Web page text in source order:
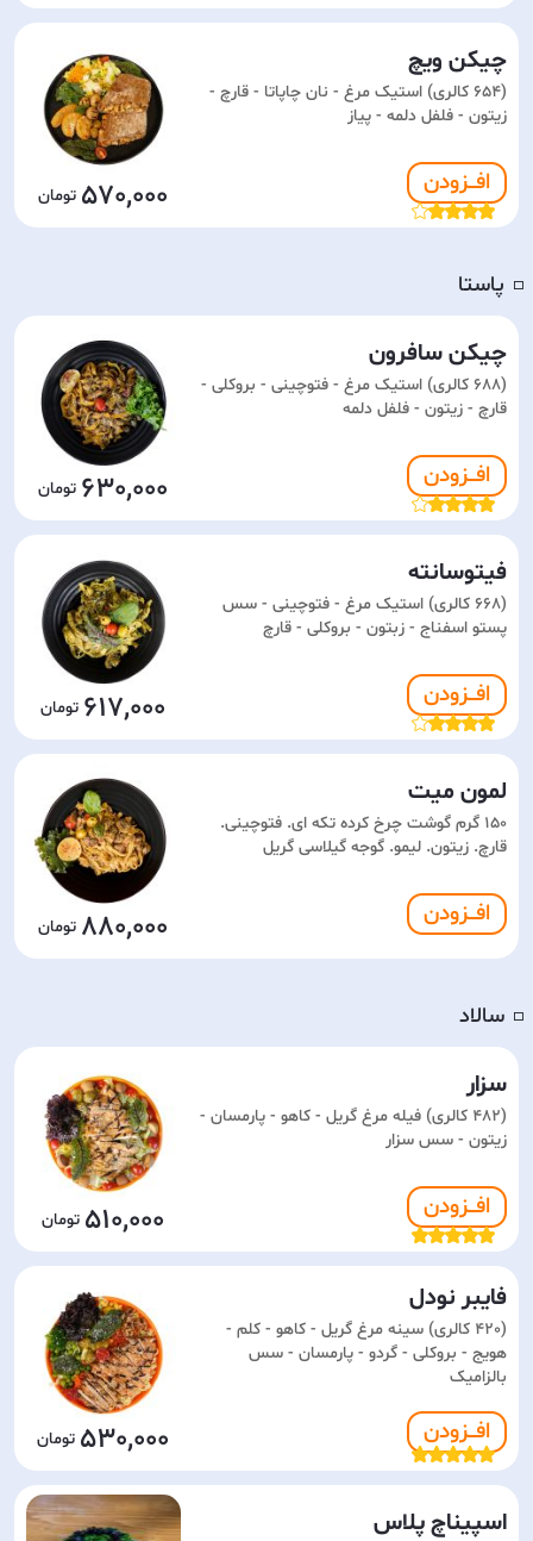
چیکن ویچ
(654 کالری) استیک مرغ - نان چاپاتا - قارچ -
زیتون - فلفل دلمه - پیاز
افـــزودن 570,000
◽️ پاستا
چیکن سافرون
(688 کالری) استیک مرغ - فتوچینی - بروکلی -
قارچ - زیتون - فلفل دلمه
افـــزودن 630,000
فیتوسانته
(668 کالری) استیک مرغ - فتوچینی - سس
پستو اسفناج - زبتون - بروکلی - قارچ
افـــزودن 617,000
لمون میت
150 گرم گوشت چرخ کرده تکه ای. فتوچینی.
قارچ. زیتون. لیمو. گوجه گیلاسی گریل
افـــزودن 880,000
◽️ سالاد
سزار
(482 کالری) فیله مرغ گریل - کاهو - پارمسان -
زیتون - سس سزار
افـــزودن 510,000
فایبر نودل
(420 کالری) سینه مرغ گریل - کاهو - کلم -
هویج - بروکلی - گردو - پارمسان - سس
بالزامیک
افـــزودن 530,000
اسپیناچ پلاس